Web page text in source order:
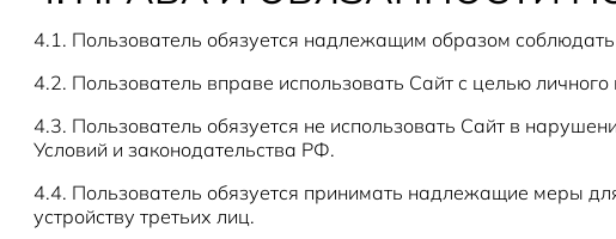
4.1. Пользователь обязуется надлежащим образом
4.2. Пользователь вправе использовать Сайт с целью
4.3. Пользователь обязуется не использовать Сайт в
Условий и законодательства РФ.
4.4. Пользователь обязуется принимать надлежащие меры для
устройству третьих лиц.